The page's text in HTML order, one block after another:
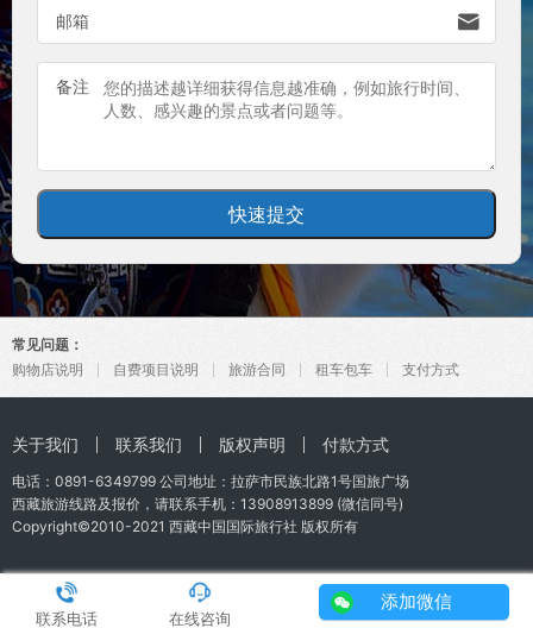
联系电话 在线咨询
添加微信
邮箱 
备注
常见问题：
购物店说明
自费项目说明 旅游合同 租车包车 支付方式
关于我们 联系我们 版权声明 付款方式
电话：0891-6349799 公司地址：拉萨市民族北路1号国旅广场
西藏旅游线路及报价，请联系手机： 13908913899 (微信同号)
Copyright©2010-2021 西藏中国国际旅行社 版权所有